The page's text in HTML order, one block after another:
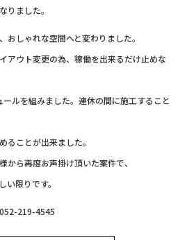
りました。
おしゃれな空間へと変わりました。
アウト変更の為、稼働を出来るだけ止めな
ルを組みました。連休の間に施工すること
ることが出来ました。
から再度お声掛け頂いた案件で、
限りです。
219-4545